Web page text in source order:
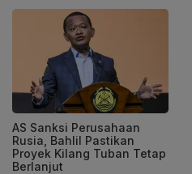
AS Sanksi Perusahaan
Rusia, Bahlil Pastikan
Proyek Kilang Tuban Tetap
Berlanjut